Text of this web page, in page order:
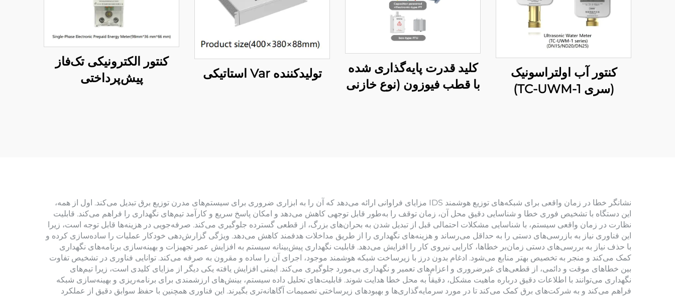
کنتور آب اولتراسونیک
(سری TC-UWM-1)
کلید قدرت پایه‌گذاری شده
با قطب فیوزون (نوع خازنی
تولیدکننده Var استاتیکی
کنتور الکترونیکی تک‌فاز
پیش‌پرداختی
نشانگر خطا در زمان واقعی برای شبکه‌های توزیع هوشمند IDS مزایای فراوانی ارائه می‌دهد که آن را به ابزاری ضروری برای سیستم‌های مدرن توزیع برق تبدیل می‌کند. اول از همه،
این دستگاه با تشخیص فوری خطا و شناسایی دقیق محل آن، زمان توقف را به‌طور قابل توجهی کاهش می‌دهد و امکان پاسخ سریع و کارآمد تیم‌های نگهداری را فراهم می‌کند. قابلیت
نظارت در زمان واقعی سیستم، با شناسایی مشکلات احتمالی قبل از تبدیل شدن به بحران‌های بزرگ، از قطعی گسترده جلوگیری می‌کند. صرفه‌جویی در هزینه‌ها قابل توجه است، زیرا
این فناوری نیاز به بازرسی‌های دستی را به حداقل می‌رساند و هزینه‌های نگهداری را از طریق مداخلات هدفمند کاهش می‌دهد. ویژگی گزارش‌دهی خودکار عملیات را ساده‌سازی کرده و
با حذف نیاز به بررسی‌های دستی زمان‌بر خطاها، کارایی نیروی کار را افزایش می‌دهد. قابلیت نگهداری پیش‌بینانه سیستم به افزایش عمر تجهیزات و بهینه‌سازی برنامه‌های نگهداری
کمک می‌کند و منجر به تخصیص بهتر منابع می‌شود. ادغام بدون درز با زیرساخت شبکه هوشمند موجود، اجرای آن را ساده و مقرون به صرفه می‌کند. توانایی فناوری در تشخیص تفاوت
بین خطاهای موقت و دائمی، از قطعی‌های غیرضروری و اعزام‌های تعمیر و نگهداری بی‌مورد جلوگیری می‌کند. ایمنی افزایش یافته یکی دیگر از مزایای کلیدی است، زیرا تیم‌های
نگهداری می‌توانند با اطلاعات دقیق درباره ماهیت مشکل، دقیقاً به محل خطا هدایت شوند. قابلیت‌های تحلیل داده سیستم، بینش‌های ارزشمندی برای برنامه‌ریزی و بهینه‌سازی شبکه
فراهم می‌کند و به شرکت‌های برق کمک می‌کند تا در مورد سرمایه‌گذاری‌ها و بهبودهای زیرساختی تصمیمات آگاهانه‌تری بگیرند. این فناوری همچنین با حفظ سوابق دقیق از عملکرد